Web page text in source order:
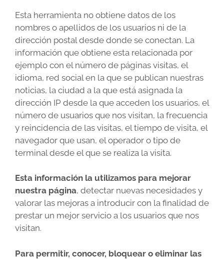
Esta herramienta no obtiene datos de los
nombres o apellidos de los usuarios ni de la
dirección postal desde donde se conectan. La
información que obtiene esta relacionada por
ejemplo con el número de páginas visitas, el
idioma, red social en la que se publican nuestras
noticias, la ciudad a la que está asignada la
dirección IP desde la que acceden los usuarios, el
número de usuarios que nos visitan, la frecuencia
y reincidencia de las visitas, el tiempo de visita, el
navegador que usan, el operador o tipo de
terminal desde el que se realiza la visita.
Esta información la utilizamos para mejorar
nuestra página, detectar nuevas necesidades y
valorar las mejoras a introducir con la finalidad de
prestar un mejor servicio a los usuarios que nos
visitan.
Para permitir, conocer, bloquear o eliminar las